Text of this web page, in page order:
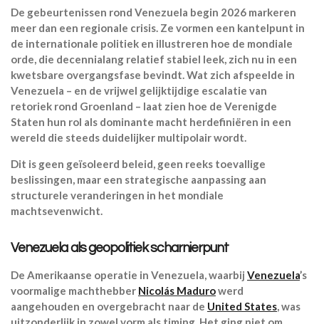
De gebeurtenissen rond Venezuela begin 2026 markeren
meer dan een regionale crisis. Ze vormen een kantelpunt in
de internationale politiek en illustreren hoe de mondiale
orde, die decennialang relatief stabiel leek, zich nu in een
kwetsbare overgangsfase bevindt. Wat zich afspeelde in
Venezuela – en de vrijwel gelijktijdige escalatie van
retoriek rond Groenland – laat zien hoe de Verenigde
Staten hun rol als dominante macht herdefiniëren in een
wereld die steeds duidelijker multipolair wordt.
Dit is geen geïsoleerd beleid, geen reeks toevallige
beslissingen, maar een strategische aanpassing aan
structurele veranderingen in het mondiale
machtsevenwicht.
Venezuela als geopolitiek scharnierpunt
De Amerikaanse operatie in Venezuela, waarbij Venezuela’s
voormalige machthebber Nicolás Madurowerd
aangehouden en overgebracht naar de United States, was